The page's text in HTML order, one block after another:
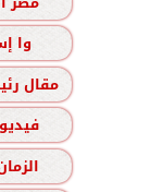
وا
مقال